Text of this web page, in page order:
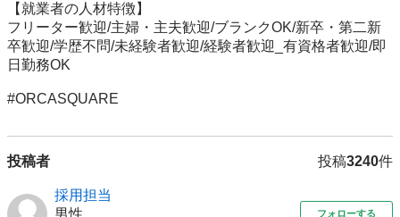
【就業者の人材特徴】
フリーター歓迎/主婦・主夫歓迎/ブランクOK/新卒・第二新
卒歓迎/学歴不問/未経験者歓迎/経験者歓迎_有資格者歓迎/即
日勤務OK
#ORCASQUARE
投稿者 投稿3240件
採用担当
男性
フォローする